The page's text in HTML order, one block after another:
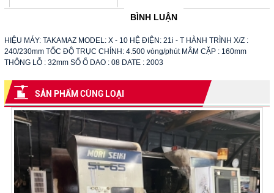
BÌNH LUẬN
HIỆU MÁY: TAKAMAZ MODEL: X - 10 HỆ ĐIỆN: 21i - T HÀNH TRÌNH X/Z :
240/230mm TỐC ĐỘ TRỤC CHÍNH: 4.500 vòng/phút MÂM CẶP : 160mm
THÔNG LỖ : 32mm SỐ Ổ DAO : 08 DATE : 2003
SẢN PHẨM CÙNG LOẠI